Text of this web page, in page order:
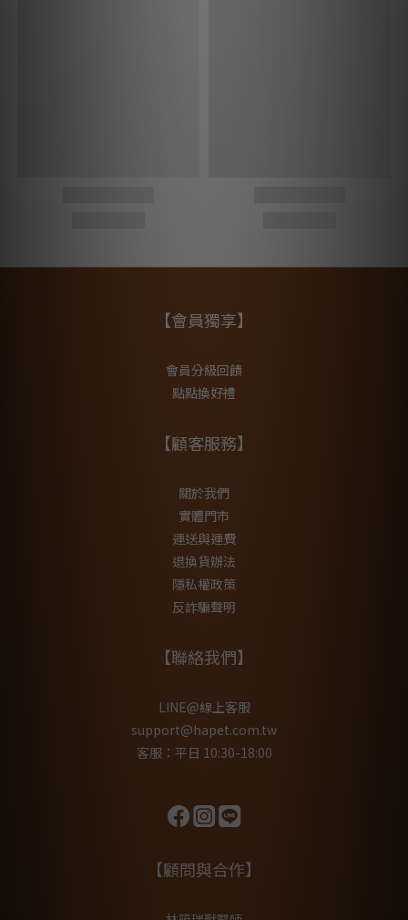
【會員獨享】
會員分級回饋
點點換好禮
【顧客服務】
關於我們
實體門市
運送與運費
退換貨辦法
隱私權政策
反詐騙聲明
【聯絡我們】
LINE@線上客服
support@hapet.com.tw
客服：平日 10:30-18:00
【顧問與合作】